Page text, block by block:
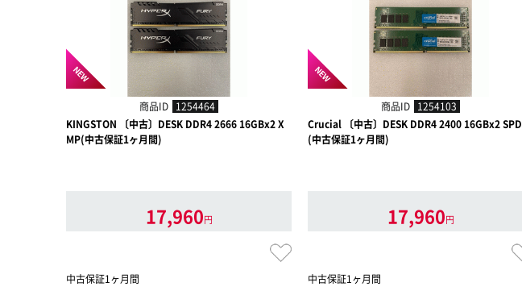
NEW
商品ID 1254464
KINGSTON 〔中古〕DESK DDR4 2666 16GBx2 X
MP(中古保証1ヶ月間)
17,960円
中古保証1ヶ月間
NEW
商品ID 1254103
Crucial 〔中古〕DESK DDR4 2400 16GBx2 SPD
(中古保証1ヶ月間)
17,960円
中古保証1ヶ月間